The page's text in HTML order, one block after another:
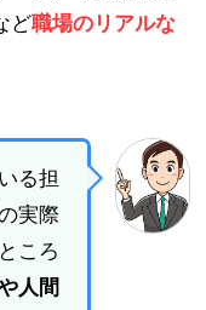
ど職場のリアルな
る担
実際
ころ
人間